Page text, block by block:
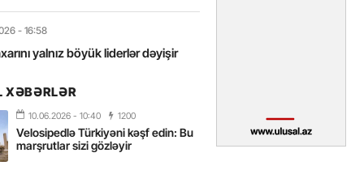
- 16:58
yalnız böyük liderlər dəyişir
- 16:43
Türkiyəyə 25 milyondan
gəlib – FOTOLAR
XƏBƏRLƏR
10.06.2026 - 10:40 1200
Velosipedlə Türkiyəni kəşf edin: Bu
marşrutlar sizi gözləyir